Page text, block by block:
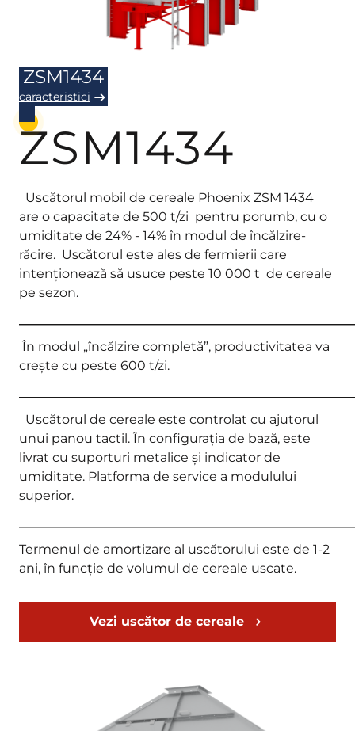
ZSM1434
caracteristici
ZSM1434
Uscătorul mobil de cereale Phoenix ZSM 1434
are o capacitate de 500 t/zi pentru porumb, cu o
umiditate de 24% - 14% în modul de încălzire-
răcire. Uscătorul este ales de fermierii care
intenționează să usuce peste 10 000 t de cereale
pe sezon.
În modul „încălzire completă”, productivitatea va
crește cu peste 600 t/zi.
Uscătorul de cereale este controlat cu ajutorul
unui panou tactil. În configurația de bază, este
livrat cu suporturi metalice și indicator de
umiditate. Platforma de service a modulului
superior.
Termenul de amortizare al uscătorului este de 1-2
ani, în funcție de volumul de cereale uscate.
Vezi uscător de cereale